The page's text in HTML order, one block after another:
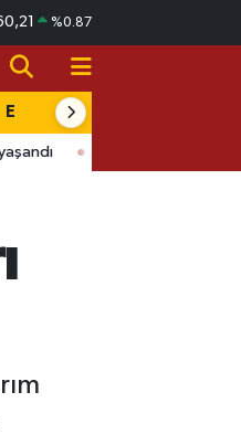
%0.87
EĞİTİM
15:58Bağlarbaşı Mahallesi'nde